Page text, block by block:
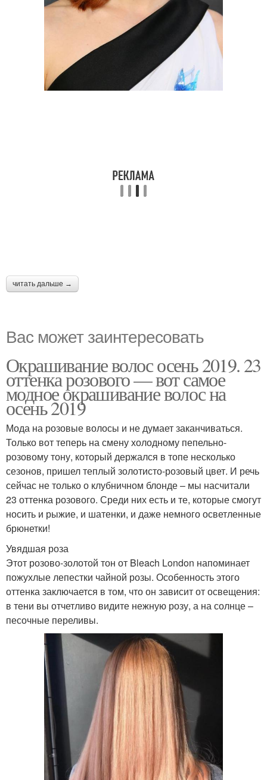
читать дальше →
Вас может заинтересовать
Окрашивание волос осень 2019. 23
оттенка розового — вот самое
модное окрашивание волос на
осень 2019
Мода на розовые волосы и не думает заканчиваться.
Только вот теперь на смену холодному пепельно-
розовому тону, который держался в топе несколько
сезонов, пришел теплый золотисто-розовый цвет. И речь
сейчас не только о клубничном блонде – мы насчитали
23 оттенка розового. Среди них есть и те, которые смогут
носить и рыжие, и шатенки, и даже немного осветленные
брюнетки!
Увядшая роза
Этот розово-золотой тон от Bleach London напоминает
пожухлые лепестки чайной розы. Особенность этого
оттенка заключается в том, что он зависит от освещения:
в тени вы отчетливо видите нежную розу, а на солнце –
песочные переливы.